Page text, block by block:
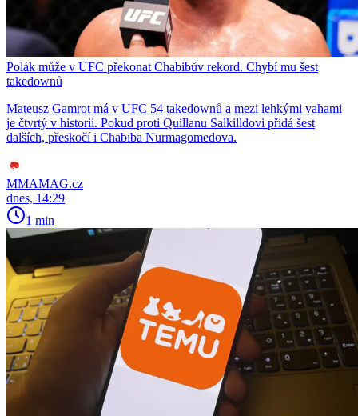
Polák může v UFC překonat Chabibův rekord. Chybí mu šest
takedownů
Mateusz Gamrot má v UFC 54 takedownů a mezi lehkými vahami
je čtvrtý v historii. Pokud proti Quillanu Salkilldovi přidá šest
dalších, přeskočí i Chabiba Nurmagomedova.
MMAMAG.cz
dnes, 14:29
1 min